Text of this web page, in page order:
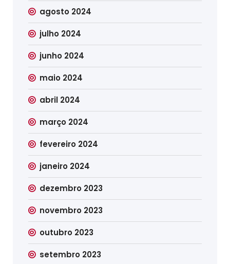
agosto 2024
julho 2024
junho 2024
maio 2024
abril 2024
março 2024
fevereiro 2024
janeiro 2024
dezembro 2023
novembro 2023
outubro 2023
setembro 2023